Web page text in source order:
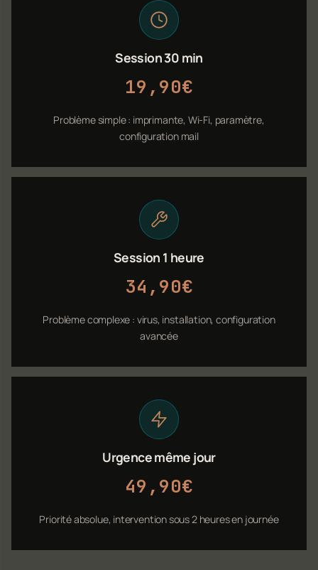
Session 30 min
19,90€
Problème simple : imprimante, Wi-Fi, paramètre,
configuration mail
Session 1 heure
34,90€
Problème complexe : virus, installation, configuration
avancée
Urgence même jour
49,90€
Priorité absolue, intervention sous 2 heures en journée